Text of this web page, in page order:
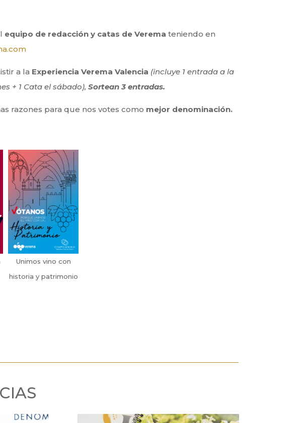
equipo de redacción y catas de Verema teniendo en
a la Experiencia Verema Valencia (incluye 1 entrada a la
+ 1 Cata el sábado),Sortean 3 entradas.
razones para que nos votes como mejor denominación.
Unimos vino con
historia y patrimonio